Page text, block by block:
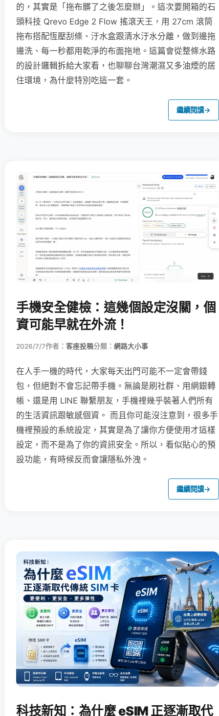
的，其實是「拖布髒了之後怎麼辦」。這次要開箱的石
頭科技 Qrevo Edge 2 Flow 搖滾天王，用 27cm 滾筒
拖布搭配恆壓刮條、汙水盒跟清水汙水分離，做到邊拖
邊洗、每一秒都用乾淨的布面拖地。這篇會從整條水路
的設計邏輯拆給大家看，也聊聊台灣潮濕又多油煙的居
住環境，為什麼特別吃這一套。
繼續閱讀→
手機安全健檢：這幾個設定沒關，個
資可能早就在外流！
2026/7/7作者： 客座投稿分類： 網路大小事
在人手一機的時代，大家每天出門可能不一定會帶錢
包，但絕對不會忘記帶手機。無論是刷社群、用網銀轉
帳、還是用 LINE 聯繫朋友，手機裡幾乎裝著人們所有
的生活資訊跟敏感個資。 而且你可能沒注意到，很多手
機裡預設的系統設定，其實是為了讓你方便使用才這樣
設定，而不是為了你的資訊安全。所以，看似貼心的預
設功能，有時候反而會讓隱私外洩。
繼續閱讀→
科技新知：為什麼 eSIM 正逐漸取代